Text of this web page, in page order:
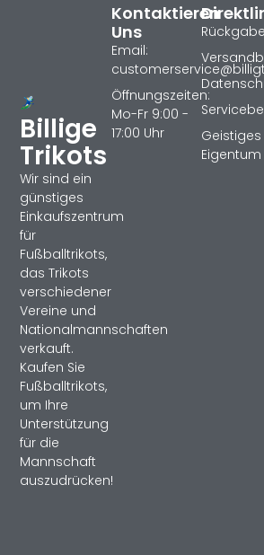
Billige
Trikots
Wir sind ein
günstiges
Einkaufszentrum
für
Fußballtrikots,
das Trikots
verschiedener
Vereine und
Nationalmannschaften
verkauft.
Kaufen Sie
Fußballtrikots,
um Ihre
Unterstützung
für die
Mannschaft
auszudrücken!
Geistiges
Eigentum
Kontaktieren
Uns
Email:
Öffnungszeiten:
Mo-Fr 9:00 -
17:00 Uhr